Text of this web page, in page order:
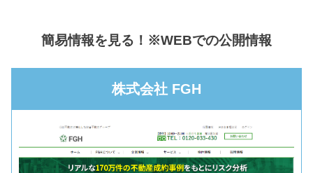
簡易情報を見る！※WEBでの公開情報
株式会社 FGH